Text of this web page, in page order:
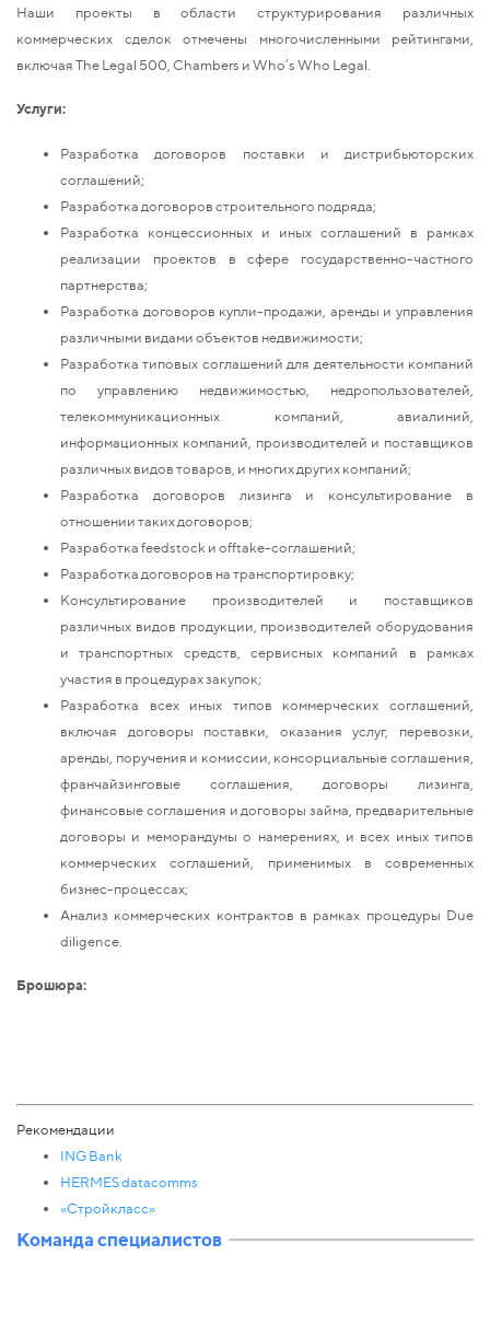
Наши проекты в области структурирования различных
коммерческих сделок отмечены многочисленными рейтингами,
включая The Legal 500, Chambers и Who’s Who Legal.
Услуги:
Разработка договоров поставки и дистрибьюторских
соглашений;
Разработка договоров строительного подряда;
Разработка концессионных и иных соглашений в рамках
реализации проектов в сфере государственно-частного
партнерства;
Разработка договоров купли-продажи, аренды и управления
различными видами объектов недвижимости;
Разработка типовых соглашений для деятельности компаний
по управлению недвижимостью, недропользователей,
телекоммуникационных компаний, авиалиний,
информационных компаний, производителей и поставщиков
различных видов товаров, и многих других компаний;
Разработка договоров лизинга и консультирование в
отношении таких договоров;
Разработка feedstock и offtake-соглашений;
Разработка договоров на транспортировку;
Консультирование производителей и поставщиков
различных видов продукции, производителей оборудования
и транспортных средств, сервисных компаний в рамках
участия в процедурах закупок;
Разработка всех иных типов коммерческих соглашений,
включая договоры поставки, оказания услуг, перевозки,
аренды, поручения и комиссии, консорциальные соглашения,
франчайзинговые соглашения, договоры лизинга,
финансовые соглашения и договоры займа, предварительные
договоры и меморандумы о намерениях, и всех иных типов
коммерческих соглашений, применимых в современных
бизнес-процессах;
Анализ коммерческих контрактов в рамках процедуры Due
diligence.
Брошюра:
Рекомендации
ING Bank
HERMES datacomms
«Стройкласс»
Команда специалистов